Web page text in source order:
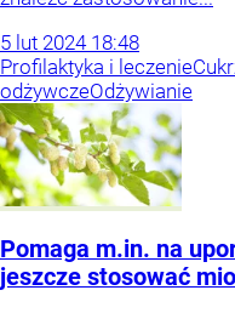
5 lut 2024 18:48
Profilaktyka i leczenie
odżywczeOdżywianie
Pomaga m.in. na
jeszcze stosować